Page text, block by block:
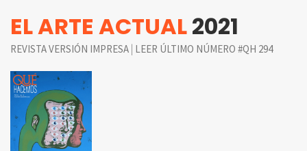
EL ARTE ACTUAL2021
REVISTA VERSIÓN IMPRESA | LEER ÚLTIMO NÚMERO #QH 294